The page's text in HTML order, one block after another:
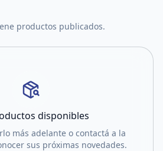
productos publicados.
disponibles
más adelante o contactá a la
sus próximas novedades.